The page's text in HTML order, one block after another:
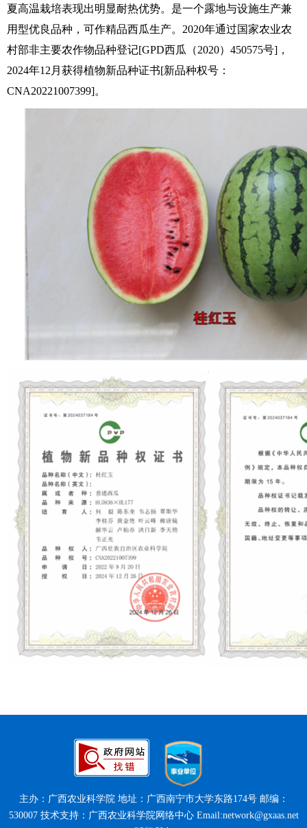
夏高温栽培表现出明显耐热优势。是一个露地与设施生产兼
用型优良品种，可作精品西瓜生产。2020年通过国家农业农
村部非主要农作物品种登记[GPD西瓜（2020）450575号]，
2024年12月获得植物新品种证书[新品种权号：
CNA20221007399]。
主办：广西农业科学院 地址：广西南宁市大学东路174号 邮编：
530007 技术支持：广西农业科学院网络中心 Email:network@gxaas.net